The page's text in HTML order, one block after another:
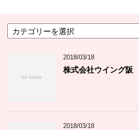
テ
2018/03/18
株式会社ウイング
2018/03/18